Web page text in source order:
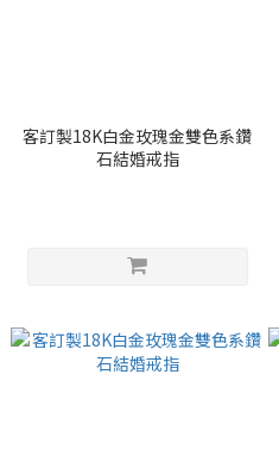
客訂製18K白金玫瑰金雙色系鑽
石結婚戒指